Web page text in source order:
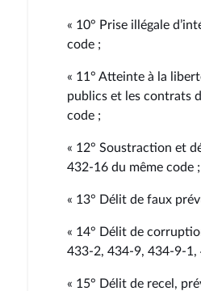
« 10° Prise illégale
code ;
« 11° Atteinte à la
publics et les contrats
code ;
« 12° Soustraction et
432‑16 du même code ;
« 13° Délit de faux
« 14° Délit de
433‑2, 434‑9,
« 15° Délit de recel,